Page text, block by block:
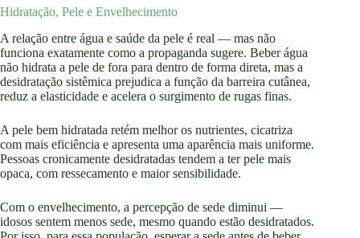
Hidratação, Pele e Envelhecimento
A relação entre água e saúde da pele é real — mas não
funciona exatamente como a propaganda sugere. Beber água
não hidrata a pele de fora para dentro de forma direta, mas a
desidratação sistêmica prejudica a função da barreira cutânea,
reduz a elasticidade e acelera o surgimento de rugas finas.
A pele bem hidratada retém melhor os nutrientes, cicatriza
com mais eficiência e apresenta uma aparência mais uniforme.
Pessoas cronicamente desidratadas tendem a ter pele mais
opaca, com ressecamento e maior sensibilidade.
Com o envelhecimento, a percepção de sede diminui —
idosos sentem menos sede, mesmo quando estão desidratados.